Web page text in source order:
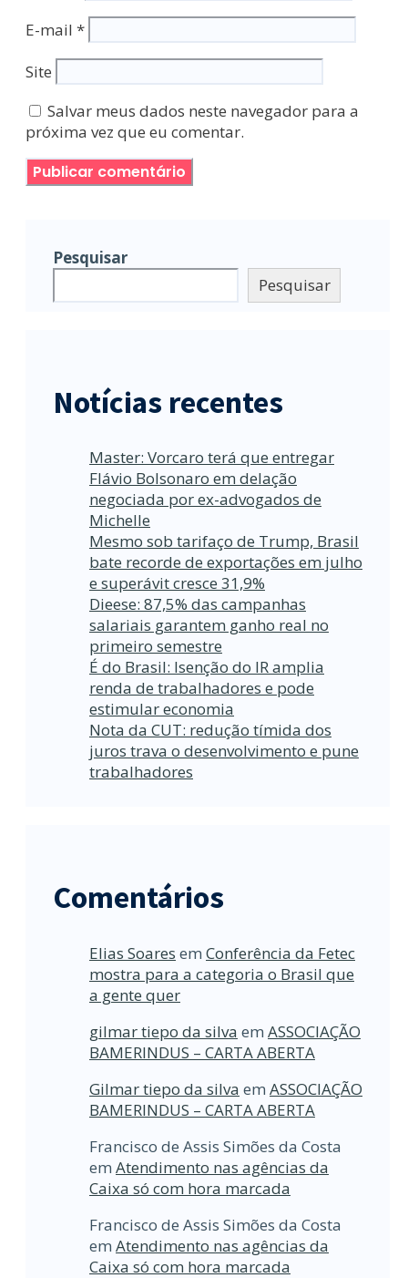
E-mail *
Site
Salvar meus dados neste navegador para a
próxima vez que eu comentar.
Pesquisar
Pesquisar
Notícias recentes
Master: Vorcaro terá que entregar
Flávio Bolsonaro em delação
negociada por ex-advogados de
Michelle
Mesmo sob tarifaço de Trump, Brasil
bate recorde de exportações em julho
e superávit cresce 31,9%
Dieese: 87,5% das campanhas
salariais garantem ganho real no
primeiro semestre
É do Brasil: Isenção do IR amplia
renda de trabalhadores e pode
estimular economia
Nota da CUT: redução tímida dos
juros trava o desenvolvimento e pune
trabalhadores
Comentários
Elias Soares em Conferência da Fetec
mostra para a categoria o Brasil que
a gente quer
gilmar tiepo da silva em ASSOCIAÇÃO
BAMERINDUS – CARTA ABERTA
Gilmar tiepo da silva em ASSOCIAÇÃO
BAMERINDUS – CARTA ABERTA
Francisco de Assis Simões da Costa
em Atendimento nas agências da
Caixa só com hora marcada
Francisco de Assis Simões da Costa
em Atendimento nas agências da
Caixa só com hora marcada